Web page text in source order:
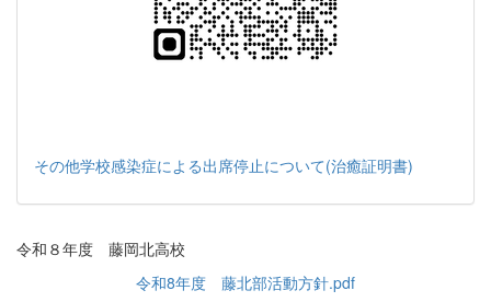
その他学校感染症による出席停止について(治癒証明書)
令和８年度 藤岡北高校
令和8年度 藤北部活動方針.pdf